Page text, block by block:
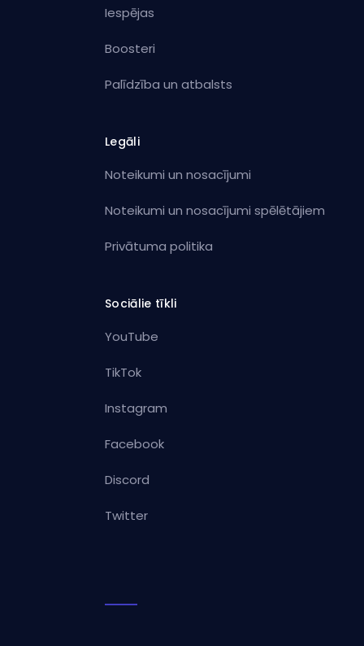
Iespējas
Boosteri
Palīdzība un atbalsts
Legāli
Noteikumi un nosacījumi
Noteikumi un nosacījumi spēlētājiem
Privātuma politika
Sociālie tīkli
YouTube
TikTok
Instagram
Facebook
Discord
Twitter